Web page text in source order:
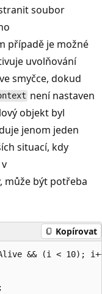
soubor
případě je možné
uvolňování
smyčce, dokud
není nastaven
objekt byl
jenom jeden
situací, kdy
může být potřeba
Kopírovat
&& (i < 10);